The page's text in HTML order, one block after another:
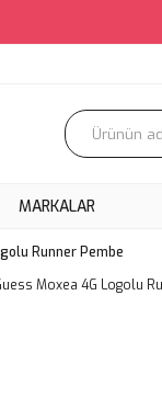
MARKALAR
Runner Pembe